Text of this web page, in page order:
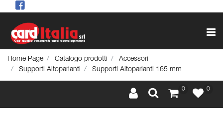
Home Page Catalogo prodotti
Accessori
Supporti Altoparlanti
Supporti Altoparlanti 165 mm
0 0